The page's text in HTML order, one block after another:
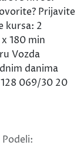
Prijavite
kursa: 2
180 min
Vozda
danima
069/30 20
Podeli: